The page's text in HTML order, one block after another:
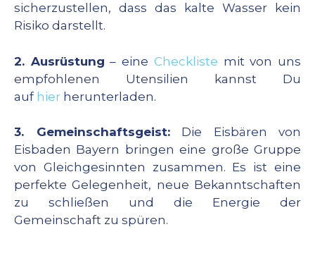
sicherzustellen, dass das kalte Wasser kein
Risiko darstellt.
2. Ausrüstung – eine Checkliste mit von uns
empfohlenen Utensilien kannst Du
auf hier herunterladen.
3. Gemeinschaftsgeist:Die Eisbären von
Eisbaden Bayern bringen eine große Gruppe
von Gleichgesinnten zusammen. Es ist eine
perfekte Gelegenheit, neue Bekanntschaften
zu schließen und die Energie der
Gemeinschaft zu spüren.